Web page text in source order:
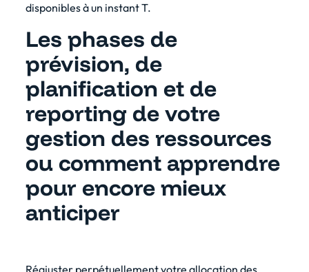
disponibles à un instant T.
Les phases de
prévision, de
planification et de
reporting de votre
gestion des ressources
ou comment apprendre
pour encore mieux
anticiper
Réajuster perpétuellement votre allocation des